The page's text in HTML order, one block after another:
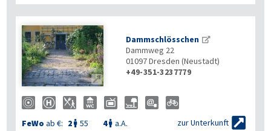

Dammschlösschen
Dammweg 22
01097Dresden (Neustadt)
+49-351-3237779
FeWo ab €: 2  55 4 a.A. zur Unterkunft 